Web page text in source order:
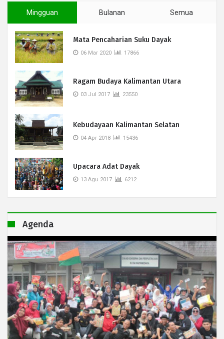
Mingguan Bulanan Semua
Mata Pencaharian Suku Dayak
06 Mar 2020 17866
Ragam Budaya Kalimantan Utara
03 Jul 2017 23550
Kebudayaan Kalimantan Selatan
04 Apr 2018 15436
Upacara Adat Dayak
13 Agu 2017 6212
Agenda